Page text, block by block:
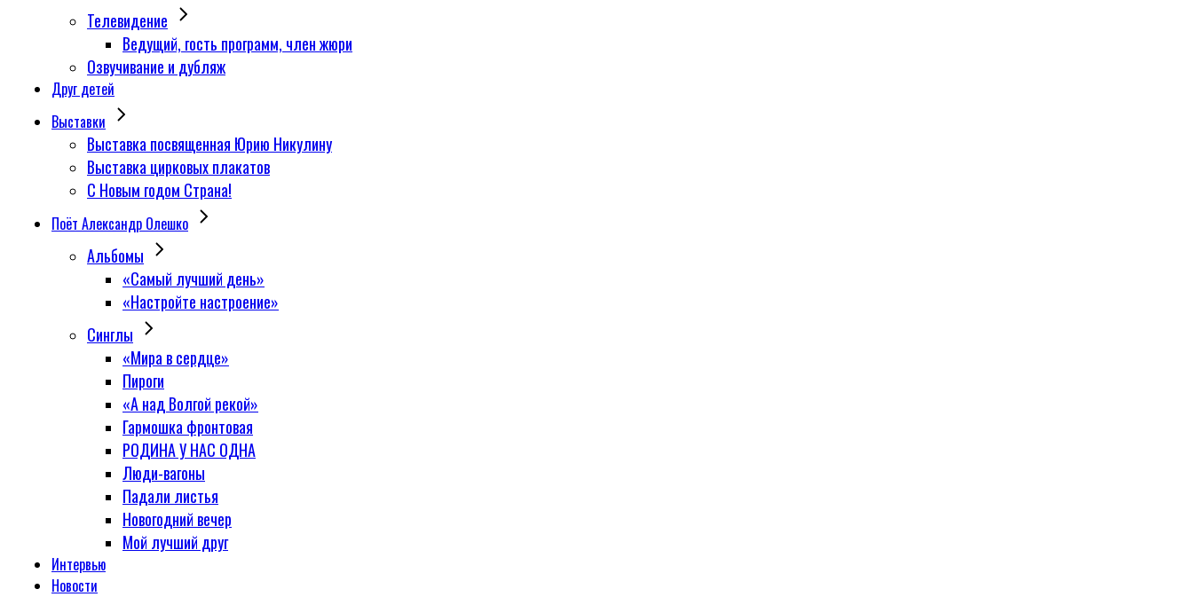
Телевидение
Ведущий, гость программ, член жюри
Озвучивание и дубляж
Друг детей
Выставки
Выставка посвященная Юрию Никулину
Выставка цирковых плакатов
С Новым годом Страна!
Поёт Александр Олешко
Альбомы
«Самый лучший день»
«Настройте настроение»
Синглы
«Мира в сердце»
Пироги
«А над Волгой рекой»
Гармошка фронтовая
РОДИНА У НАС ОДНА
Люди-вагоны
Падали листья
Новогодний вечер
Мой лучший друг
Интервью
Новости